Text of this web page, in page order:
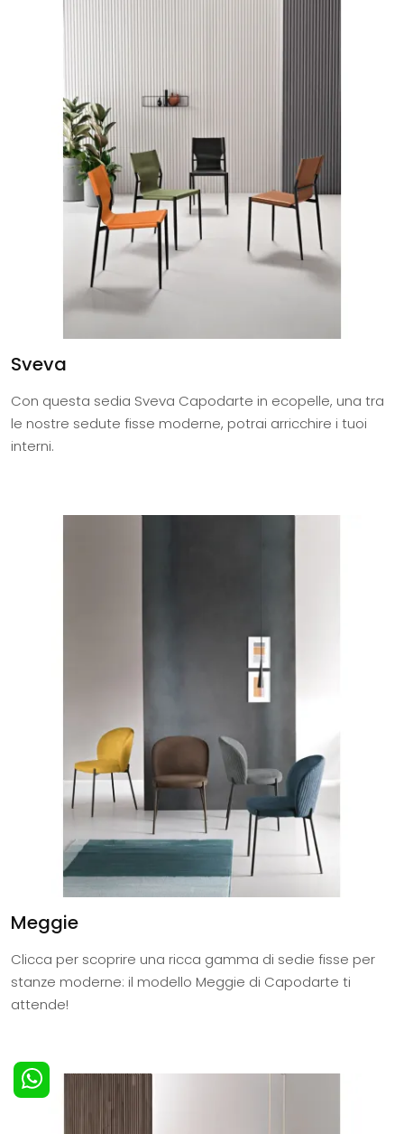
Sveva
Con questa sedia Sveva Capodarte in ecopelle, una tra
le nostre sedute fisse moderne, potrai arricchire i tuoi
interni.
Meggie
Clicca per scoprire una ricca gamma di sedie fisse per
stanze moderne: il modello Meggie di Capodarte ti
attende!